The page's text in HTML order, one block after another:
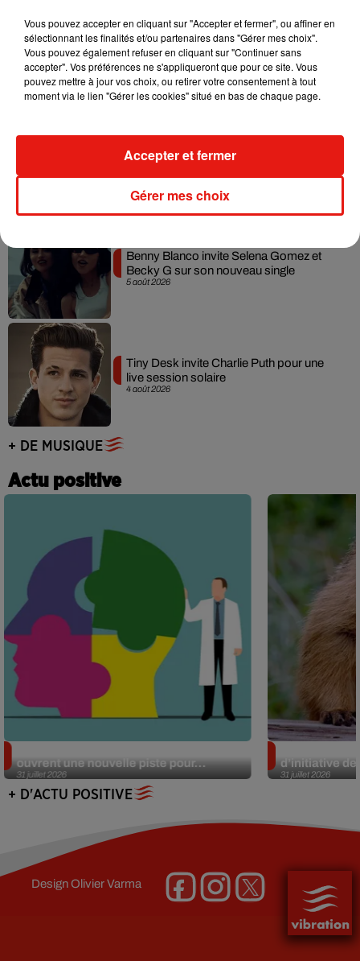
7 août 2026
Tayc et Didi B dévoilent le single le plus
dansant de l’année
Angèle et Amélie Lens dévoilent leur
collaboration tant attendue
5 août 2026
Benny Blanco invite Selena Gomez et
Becky G sur son nouveau single
4 août 2026
Tiny Desk invite Charlie Puth pour une
live session solaire
+ DE MUSIQUE
Actu positive
31 juillet 2026
ouvrent une nouvelle piste pour...
31 juillet 2026
d’initiative
+ D'ACTU POSITIVE
DesignOlivier Varma
Vous pouvez accepter en cliquant sur "Accepter et fermer", ou affiner en
sélectionnant les finalités et/ou partenaires dans "Gérer mes choix".
Vous pouvez également refuser en cliquant sur "Continuer sans
accepter". Vos préférences ne s'appliqueront que pour ce site. Vous
pouvez mettre à jour vos choix, ou retirer votre consentement à tout
moment via le lien "Gérer les cookies" situé en bas de chaque page.
Gérer mes choix
Accepter et fermer